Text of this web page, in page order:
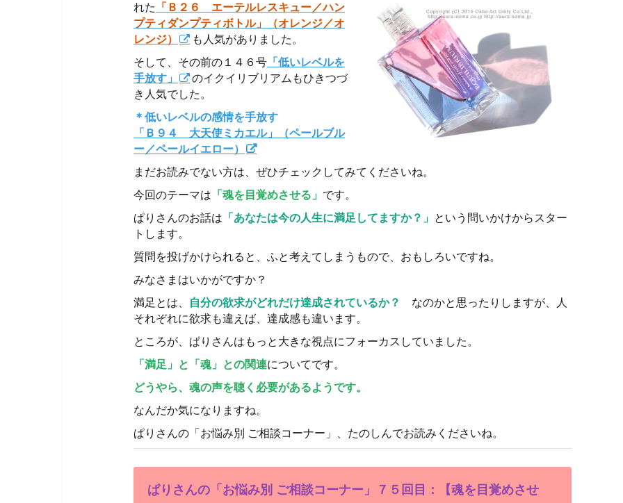
れた
「Ｂ２６ エーテルレスキュー／ハン
プティダンプティボトル」（オレンジ／オ
レンジ）
も人気がありました。
そして、その前の１４６号 「低いレベルを
手放す」
のイクイリブリアムもひきつづ
き人気でした。
＊低いレベルの感情を手放す
「Ｂ９４ 大天使ミカエル」（ペールブル
ー／ペールイエロー）
まだお読みでない方は、ぜひチェックしてみてくださいね。
今回のテーマは 「魂を目覚めさせる」 です。
ぱりさんのお話は 「あなたは今の人生に満足してますか？」 という問いかけからスター
トします。
質問を投げかけられると、ふと考えてしまうもので、おもしろいですね。
みなさまはいかがですか？
満足とは、
自分の欲求がどれだけ達成されているか？
なのかと思ったりしますが、人
それぞれに欲求も違えば、達成感も違います。
ところが、ぱりさんはもっと大きな視点にフォーカスしていました。
「満足」と「魂」との関連についてです。
どうやら、魂の声を聴く必要があるようです。
なんだか気になりますね。
ぱりさんの「お悩み別 ご相談コーナー」、たのしんでお読みくださいね。
ぱりさんの「お悩み別 ご相談コーナー」７５回目：【魂を目覚めさせ